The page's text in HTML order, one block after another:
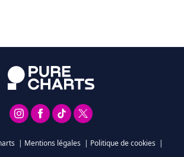
| Mentions légales | Politique de cookies |